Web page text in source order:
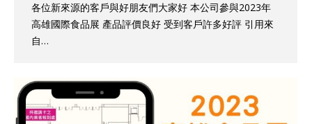
各位新來源的客戶與好朋友們大家好 本公司參與2023年
高雄國際食品展 產品評價良好 受到客戶許多好評 引用來
自…